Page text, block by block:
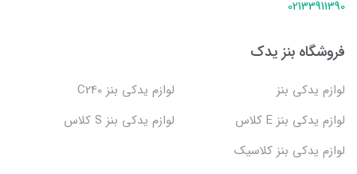
02133911390
فروشگاه بنز یدک
لوازم یدکی بنز
لوازم یدکی بنز C240
لوازم یدکی بنز E کلاس
لوازم یدکی بنز S کلاس
لوازم یدکی بنز کلاسیک